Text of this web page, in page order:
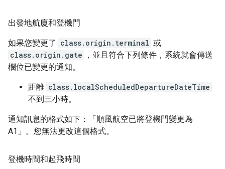
出發地航廈和登機門
如果您變更了 class.origin.terminal 或
class.origin.gate
，並且符合下列條件，系統就會傳送
欄位已變更的通知。
距離 class.localScheduledDepartureDateTime
不到三小時。
通知訊息的格式如下：「順風航空已將登機門變更為
A1」。您無法更改這個格式。
登機時間和起飛時間